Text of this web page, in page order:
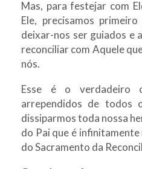
Mas, para festejar com
Ele, precisamos
deixar-nos ser guiados e
reconciliar com Aquele
nós.
Esse é o verdadeiro
arrependidos de todos
dissiparmos toda nossa
do Pai que é
do Sacramento da